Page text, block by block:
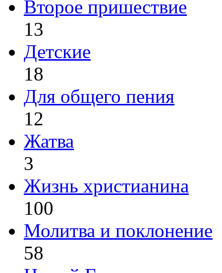
Второе пришествие
13
Детские
18
Для общего пения
12
Жатва
3
Жизнь христианина
100
Молитва и поклонение
58